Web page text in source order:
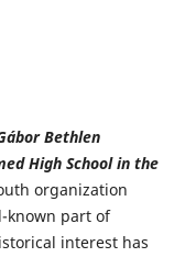
Bethlen
High School in the
organization
known part of
interest has